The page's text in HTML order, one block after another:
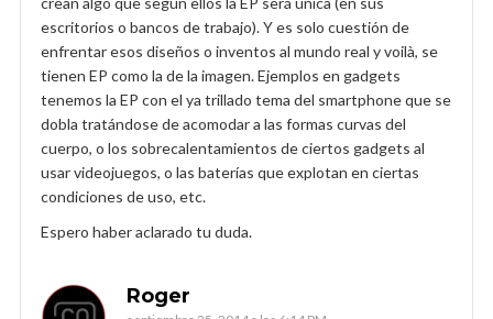
escritorios o bancos de trabajo). Y es solo cuestión de
enfrentar esos diseños o inventos al mundo real y voilà, se
tienen EP como la de la imagen. Ejemplos en gadgets
tenemos la EP con el ya trillado tema del smartphone que se
dobla tratándose de acomodar a las formas curvas del
cuerpo, o los sobrecalentamientos de ciertos gadgets al
usar videojuegos, o las baterías que explotan en ciertas
condiciones de uso, etc.
Espero haber aclarado tu duda.
Roger